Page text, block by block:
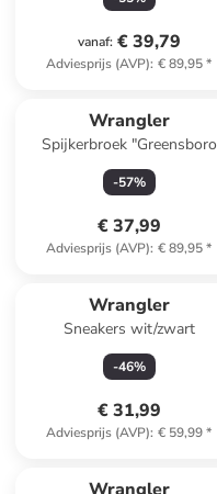
vanaf: € 39,79
Adviesprijs (AVP): € 89,95*
Wrangler
Spijkerbroek "Greensboro
Vito" - regular fit - blauw
-57%
€ 37,99
Adviesprijs (AVP): € 89,95*
Wrangler
Sneakers wit/zwart
-46%
€ 31,99
Adviesprijs (AVP): € 59,99*